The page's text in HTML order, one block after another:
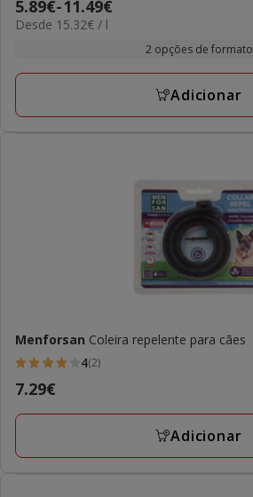
estrelas
com
avaliações
Preço
de
a
5.89€-11.49€
15.32€
Desde 15.32€ / l
2 opções de formato
Adicionar
Menforsan Coleira repelente para cães
4
estrelas
com
avaliações
4(2)
Preço
7.29€
7.29€
Adicionar